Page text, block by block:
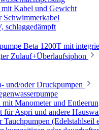
mit Kabel und Gewicht
Schwimmerkabel
schlaggedämpft
Beta 1200T mit
Zulauf+Überlaufsiphon
und/oder Druckpumpen
Manometer und
für Aspri und andere
Tauchpumpen (Edelstahlseil